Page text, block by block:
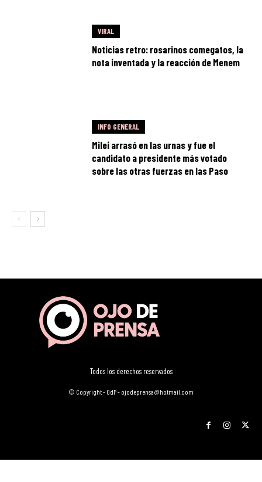
VIRAL
Noticias retro: rosarinos comegatos, la
nota inventada y la reacción de Menem
INFO GENERAL
Milei arrasó en las urnas y fue el
candidato a presidente más votado
sobre las otras fuerzas en las Paso
Todos los derechos reservados
© Copyright - OdP - ojodeprensa@hotmail.com